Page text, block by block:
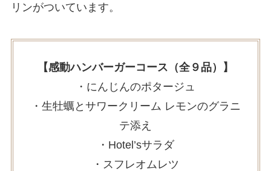
リンがついています。
【感動ハンバーガーコース（全９品）】
・にんじんのポタージュ
・生牡蠣とサワークリーム レモンのグラニ
テ添え
・Hotel’sサラダ
・スフレオムレツ